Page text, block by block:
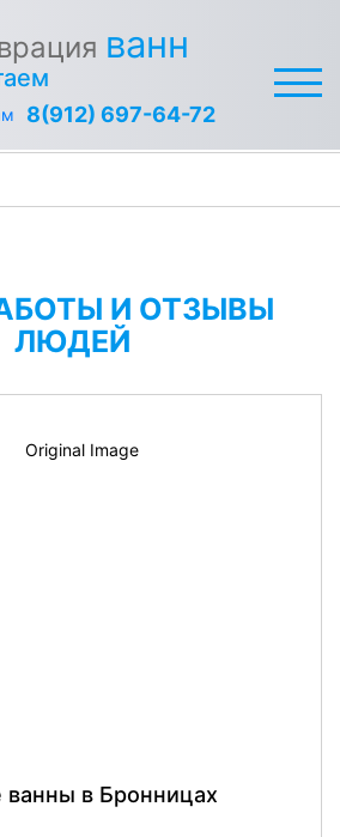
ванн
8(912) 697-64-72
И ОТЗЫВЫ
ЛЮДЕЙ
в Бронницах